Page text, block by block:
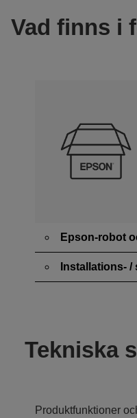
Vad finns i
Epson-robot
Installations-
Tekniska
Produktfunktioner